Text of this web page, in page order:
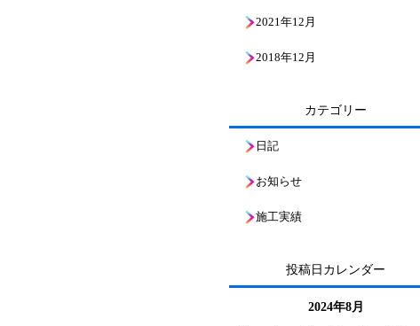
2021年12月
2018年12月
カテゴリー
日記
お知らせ
施工実績
投稿日カレンダー
2024年8月